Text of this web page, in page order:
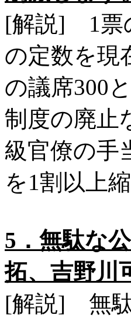
[解説] 1票
の定数を現
の議席300
制度の廃止
級官僚の手
を1割以上
5．無駄な
拓、吉野川
[解説] 無駄